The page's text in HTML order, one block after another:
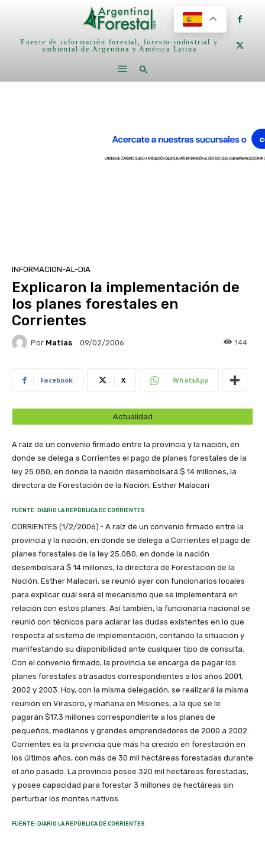
Fuente de información forestal, foresto-industrial y
ambiental de Argentina y América Latina
INFORMACION-AL-DIA
Explicaron la implementación de
los planes forestales en
Corrientes
Por Matias 09/02/2006 144
Facebook X WhatsApp
Actualidad
A raíz de un convenio firmado entre la provincia y la nación, en
donde se delega a Corrientes el pago de planes forestales de la
ley 25.080, en donde la nación desembolsará $ 14 millones, la
directora de Forestación de la Nación, Esther Malacari
FUENTE: DIARIO LA REPÙBLICA DE CORRIENTES
CORRIENTES (1/2/2006).- A raíz de un convenio firmado entre la
provincia y la nación, en donde se delega a Corrientes el pago de
planes forestales de la ley 25.080, en donde la nación
desembolsará $ 14 millones, la directora de Forestación de la
Nación, Esther Malacari, se reunió ayer con funcionarios locales
para explicar cuál será el mecanismo que se implementará en
relación con estos planes. Así también, la funcionaria nacional se
reunió con técnicos para aclarar las dudas existentes en lo que
respecta al sistema de implementación, contando la situación y
manifestando su disponibilidad ante cualquier tipo de consulta.
Con el convenio firmado, la provincia se encarga de pagar los
planes forestales atrasados correspondientes a los años 2001,
2002 y 2003. Hoy, con la misma delegación, se realizará la misma
reunión en Virasoro, y mañana en Misiones, a la que se le
pagarán $17,3 millones correspondiente a los planes de
pequeños, medianos y grandes emprendedores de 2000 a 2002.
Corrientes es la provincia que más ha crecido en forestación en
los últimos años, con más de 30 mil hectáreas forestadas durante
el año pasado. La provincia posee 320 mil hectáreas forestadas,
y posee capacidad para forestar 3 millones de hectáreas sin
perturbar los montes nativos.
FUENTE: DIARIO LA REPÙBLICA DE CORRIENTES